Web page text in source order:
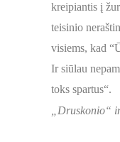
kreipiantis į
teisinio
visiems, kad
Ir siūlau
toks spartus“.
„Druskonio“